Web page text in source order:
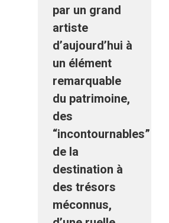
par un grand
artiste
d’aujourd’hui à
un élément
remarquable
du patrimoine,
des
“incontournables”
de la
destination à
des trésors
méconnus,